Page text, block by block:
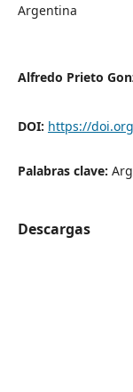
Argentina
Alfredo Prieto
DOI: https://
Palabras clave:
Descargas